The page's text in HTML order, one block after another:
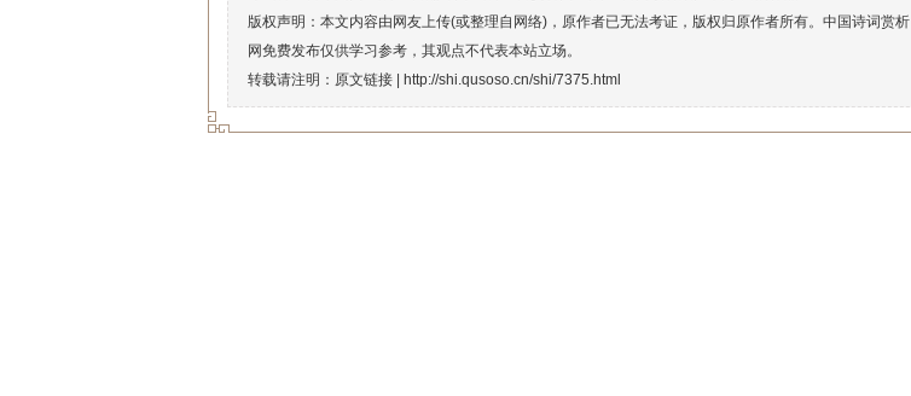
版权声明：本文内容由网友上传(或整理自网络)，原作者已无法考证，版权归原作者所有。中国诗词赏析
网免费发布仅供学习参考，其观点不代表本站立场。
转载请注明：原文链接 |
http://shi.qusoso.cn/shi/7375.html